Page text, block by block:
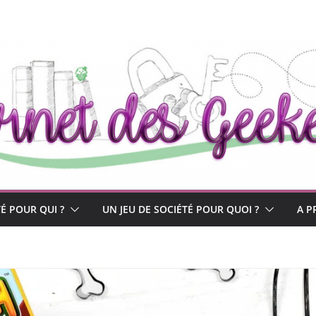
POUR QUI ? UN JEU DE SOCIÉTÉ POUR QUOI ? A